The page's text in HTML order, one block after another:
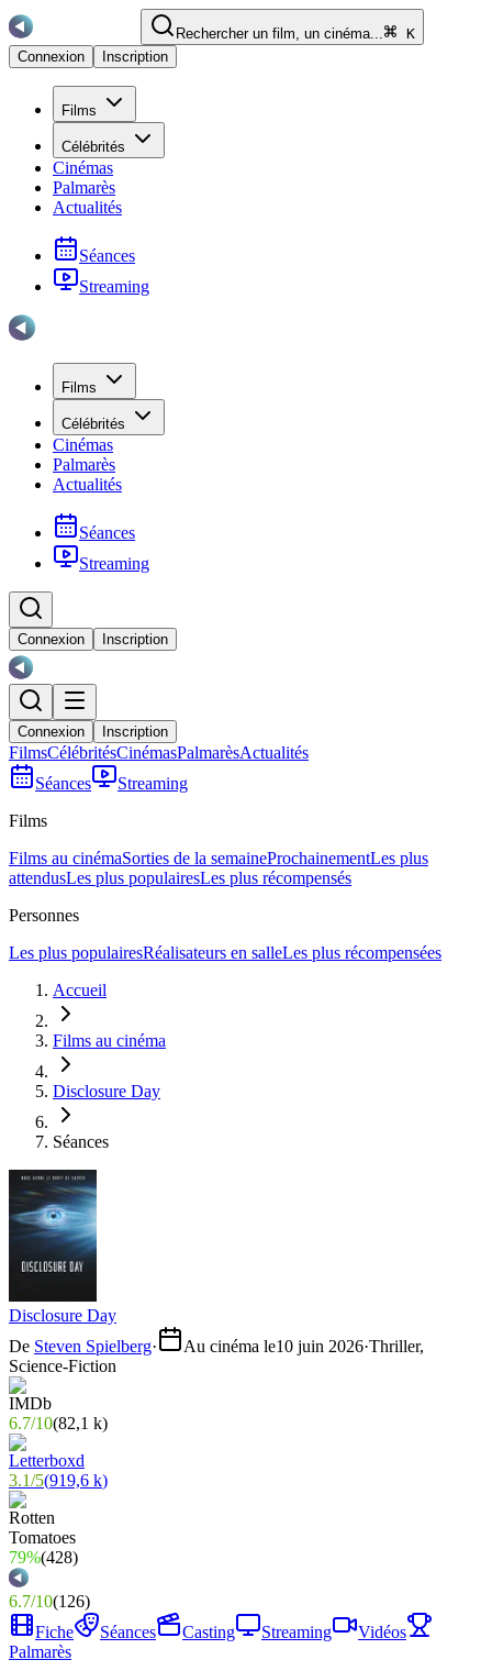
Rechercher un film, un cinéma...
K
Connexion
Inscription
Films
Célébrités
Cinémas
Palmarès
Actualités
Séances
Streaming
Films
Célébrités
Cinémas
Palmarès
Actualités
Séances
Streaming
Connexion Inscription
Connexion Inscription
FilmsCélébritésCinémasPalmarèsActualités
Séances
Streaming
Films
Films au cinémaSorties de la semaineProchainementLes plus
attendusLes plus populairesLes plus récompensés
Personnes
Les plus populairesRéalisateurs en salleLes plus récompensées
Accueil
Films au cinéma
Disclosure Day
Séances
Disclosure Day
De Steven Spielberg· Au cinéma le10 juin 2026·Thriller,
Science-Fiction
6.7/10(82,1 k)
3.1/5(919,6 k)
79%(428)
6.7/10(126)
Fiche
Séances Casting Streaming
Vidéos
Palmarès